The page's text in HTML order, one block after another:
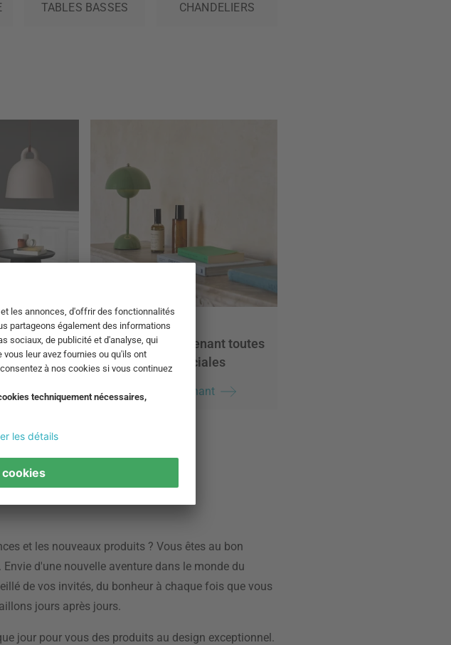
TABLES BASSES CHANDELIERS
20
Éditions limitées
Découvrir maintenant toutes
les éditions spéciales
Découvrez maintenant
et les nouveaux produits ? Vous êtes au bon
d'une nouvelle aventure dans le monde du
de vos invités, du bonheur à chaque fois que vous
jours après jours.
jour pour vous des produits au design exceptionnel.